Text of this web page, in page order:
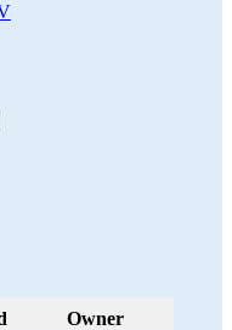
Owner